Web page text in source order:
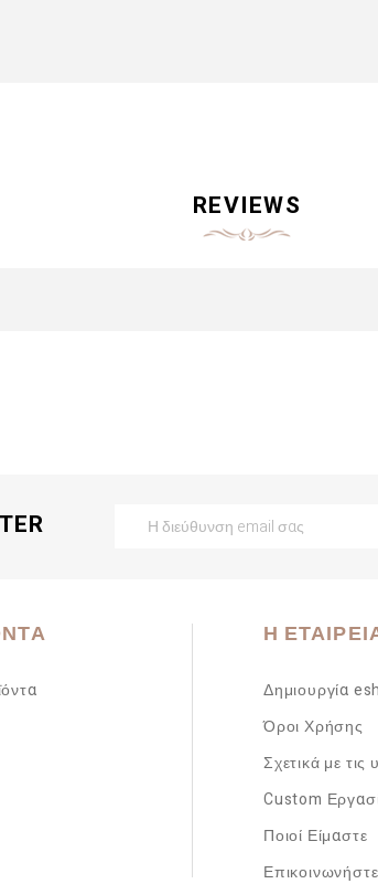
REVIEWS
Η
Δημιουργία
Όροι Χρήσης
Σχετικά με
Custom
Ποιοί Είμαστε